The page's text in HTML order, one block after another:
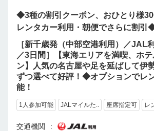
◆3種の割引クーポン、おひとり様
レンタカー利用・朝便でさらに割引
［新千歳発（中部空港利用）／JAL
／3日間］【東海エリアを満喫、ホ
ン】人気の名古屋や足を延ばして伊
ずつ選べて好評！◆オプションでレ
能！
1人参加可能 JALマイルた.. 座席指定可 レ
交通機関